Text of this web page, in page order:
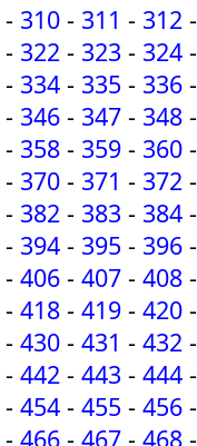
- 310 - 311 - 312 -
- 322 - 323 - 324 -
- 334 - 335 - 336 -
- 346 - 347 - 348 -
- 358 - 359 - 360 -
- 370 - 371 - 372 -
- 382 - 383 - 384 -
- 394 - 395 - 396 -
- 406 - 407 - 408 -
- 418 - 419 - 420 -
- 430 - 431 - 432 -
- 442 - 443 - 444 -
- 454 - 455 - 456 -
- 466 - 467 - 468 -